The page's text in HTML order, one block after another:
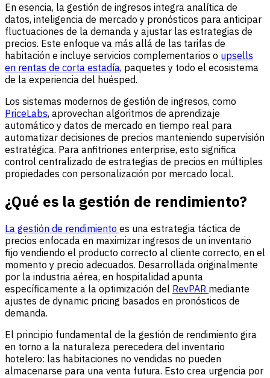
En esencia, la gestión de ingresos integra analítica de
datos, inteligencia de mercado y pronósticos para anticipar
fluctuaciones de la demanda y ajustar las estrategias de
precios. Este enfoque va más allá de las tarifas de
habitación e incluye servicios complementarios o upsells
en rentas de corta estadía, paquetes y todo el ecosistema
de la experiencia del huésped.
Los sistemas modernos de gestión de ingresos, como
PriceLabs, aprovechan algoritmos de aprendizaje
automático y datos de mercado en tiempo real para
automatizar decisiones de precios manteniendo supervisión
estratégica. Para anfitriones enterprise, esto significa
control centralizado de estrategias de precios en múltiples
propiedades con personalización por mercado local.
¿Qué es la gestión de rendimiento?
La gestión de rendimiento es una estrategia táctica de
precios enfocada en maximizar ingresos de un inventario
fijo vendiendo el producto correcto al cliente correcto, en el
momento y precio adecuados. Desarrollada originalmente
por la industria aérea, en hospitalidad apunta
específicamente a la optimización del RevPAR mediante
ajustes de dynamic pricing basados en pronósticos de
demanda.
El principio fundamental de la gestión de rendimiento gira
en torno a la naturaleza perecedera del inventario
hotelero: las habitaciones no vendidas no pueden
almacenarse para una venta futura. Esto crea urgencia por